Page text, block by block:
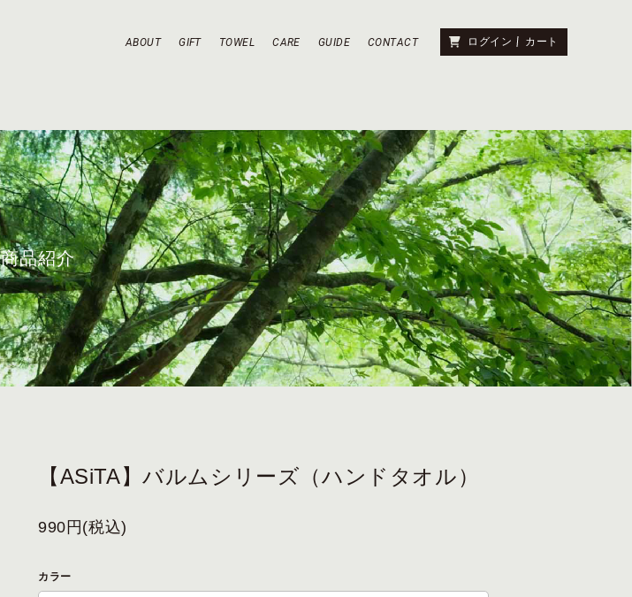
ABOUT GIFT TOWEL CARE GUIDE CONTACT ログイン カート
商品紹介
【ASiTA】バルムシリーズ（ハンドタオル）
990円(税込)
カラー